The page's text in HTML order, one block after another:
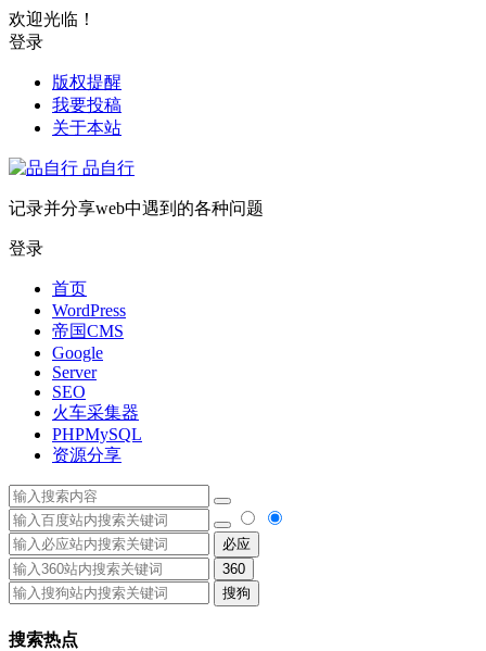
欢迎光临！
登录
版权提醒
我要投稿
关于本站
品自行
记录并分享web中遇到的各种问题
登录
首页
WordPress
帝国CMS
Google
Server
SEO
火车采集器
PHPMySQL
资源分享
必应
360
搜狗
搜索热点